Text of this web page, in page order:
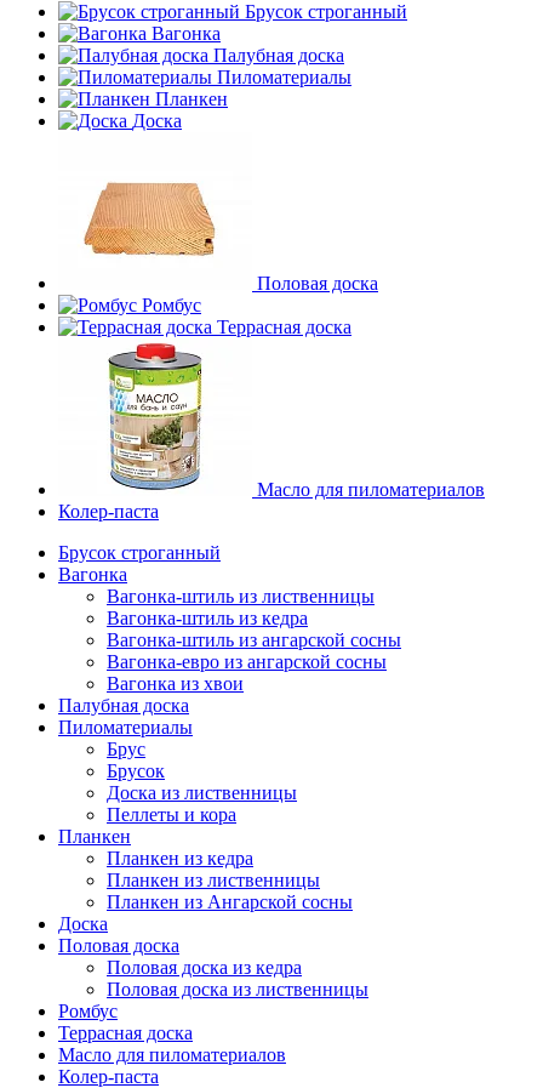
Брусок строганный
Вагонка
Палубная доска
Пиломатериалы
Планкен
Доска
Половая доска
Ромбус
Террасная доска
Масло для пиломатериалов
Колер-паста
Брусок строганный
Вагонка
Вагонка-штиль из лиственницы
Вагонка-штиль из кедра
Вагонка-штиль из ангарской сосны
Вагонка-евро из ангарской сосны
Вагонка из хвои
Палубная доска
Пиломатериалы
Брус
Брусок
Доска из лиственницы
Пеллеты и кора
Планкен
Планкен из кедра
Планкен из лиственницы
Планкен из Ангарской сосны
Доска
Половая доска
Половая доска из кедра
Половая доска из лиственницы
Ромбус
Террасная доска
Масло для пиломатериалов
Колер-паста